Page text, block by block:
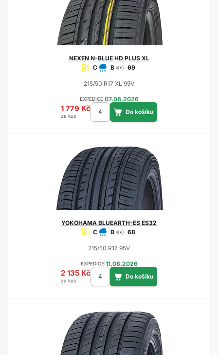
NEXENN-BLUE HD PLUS XL
C
B 69
215/50 R17 XL 95V
EXPEDICE:07.08.2026
1 779 Kč
za kus
YOKOHAMA BLUEARTH-ES ES32
C
B 68
215/50 R17 95V
EXPEDICE:11.08.2026
2 135 Kč
za kus